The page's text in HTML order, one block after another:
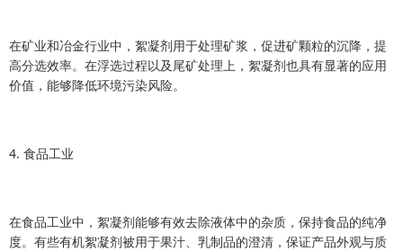
在矿业和冶金行业中，絮凝剂用于处理矿浆，促进矿颗粒的沉降，提
高分选效率。在浮选过程以及尾矿处理上，絮凝剂也具有显著的应用
价值，能够降低环境污染风险。
4. 食品工业
在食品工业中，絮凝剂能够有效去除液体中的杂质，保持食品的纯净
度。有些有机絮凝剂被用于果汁、乳制品的澄清，保证产品外观与质